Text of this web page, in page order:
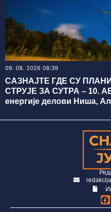
09. 08. 2026 08:39
САЗНАЈТЕ ГДЕ СУ
СТРУЈЕ ЗА СУТРА – 10.
енергије делови Ниша,